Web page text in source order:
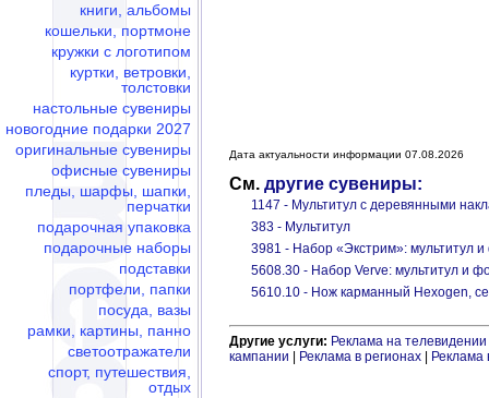
книги, альбомы
кошельки, портмоне
кружки с логотипом
куртки, ветровки,
толстовки
настольные сувениры
новогодние подарки 2027
оригинальные сувениры
офисные сувениры
пледы, шарфы, шапки,
перчатки
подарочная упаковка
подарочные наборы
подставки
портфели, папки
посуда, вазы
рамки, картины, панно
светоотражатели
спорт, путешествия,
отдых
Дата актуальности информации 07.08.2026
См. другие сувениры:
1147 - Мультитул с деревянными
383 - Мультитул
3981 - Набор «Экстрим»: мультитул
5608.30 - Набор Verve: мультитул и
5610.10 - Нож карманный Hexogen,
Другие услуги: Реклама на телевидении
кампании
Реклама в регионах Реклама